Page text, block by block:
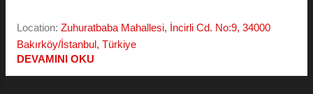
arzu ederseniz gerek telefonla gerekse
internetten WhatsApp = 0532 221 3007
Location: Zuhuratbaba Mahallesi, İncirli Cd. No:9, 34000
Bakırköy/İstanbul, Türkiye
DEVAMINI OKU